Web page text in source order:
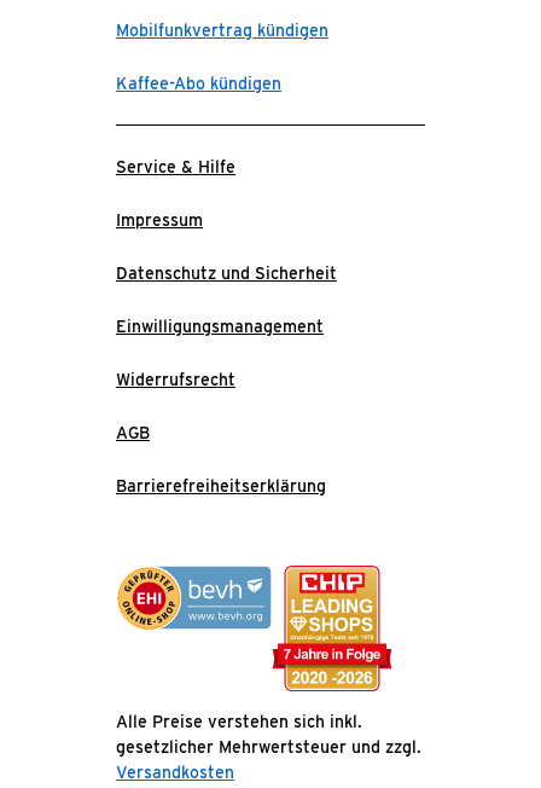
Mobilfunkvertrag kündigen
Kaffee-Abo kündigen
Service & Hilfe
Impressum
Datenschutz und Sicherheit
Einwilligungsmanagement
Widerrufsrecht
AGB
Barrierefreiheitserklärung
Alle Preise verstehen sich inkl.
gesetzlicher Mehrwertsteuer und zzgl.
Versandkosten